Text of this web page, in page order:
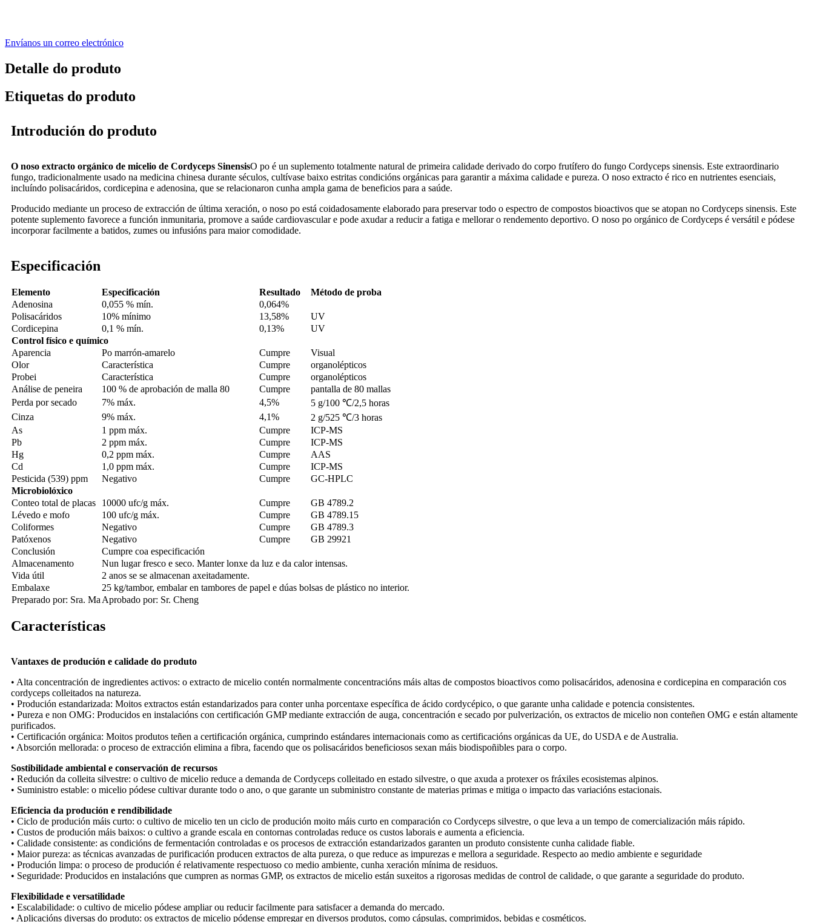
Envíanos un correo electrónico
Detalle do produto
Etiquetas do produto
Introdución do produto
O noso extracto orgánico de micelio de Cordyceps SinensisO po é un suplemento totalmente natural de primeira calidade derivado do corpo frutífero do fungo Cordyceps sinensis. Este extraordinario
fungo, tradicionalmente usado na medicina chinesa durante séculos, cultívase baixo estritas condicións orgánicas para garantir a máxima calidade e pureza. O noso extracto é rico en nutrientes esenciais,
incluíndo polisacáridos, cordicepina e adenosina, que se relacionaron cunha ampla gama de beneficios para a saúde.
Producido mediante un proceso de extracción de última xeración, o noso po está coidadosamente elaborado para preservar todo o espectro de compostos bioactivos que se atopan no Cordyceps sinensis. Este
potente suplemento favorece a función inmunitaria, promove a saúde cardiovascular e pode axudar a reducir a fatiga e mellorar o rendemento deportivo. O noso po orgánico de Cordyceps é versátil e pódese
incorporar facilmente a batidos, zumes ou infusións para maior comodidade.
Especificación
Elemento Especificación Resultado
Método de proba
Adenosina
0,055 % mín.
0,064%
Polisacáridos
10% mínimo 13,58%
UV
Cordicepina
0,1 % mín. 0,13%
UV
Control físico e químico
Aparencia
Po marrón-amarelo Cumpre
Visual
Olor
Característica Cumpre
organolépticos
Probei
Característica Cumpre
organolépticos
Análise de peneira
100 % de aprobación de malla 80 Cumpre
pantalla de 80 mallas
Perda por secado
7% máx. 4,5%
5 g/100 ℃/2,5 horas
Cinza
9% máx. 4,1%
2 g/525 ℃/3 horas
As
1 ppm máx. Cumpre
ICP-MS
Pb
2 ppm máx. Cumpre
ICP-MS
Hg
0,2 ppm máx. Cumpre
AAS
Cd
1,0 ppm máx. Cumpre
ICP-MS
Pesticida (539) ppm
Negativo Cumpre
GC-HPLC
Microbiolóxico
Conteo total de placas
10000 ufc/g máx. Cumpre
GB 4789.2
Lévedo e mofo
100 ufc/g máx. Cumpre
GB 4789.15
Coliformes
Negativo Cumpre
GB 4789.3
Patóxenos
Negativo Cumpre
GB 29921
Conclusión
Cumpre coa especificación
Almacenamento
Nun lugar fresco e seco. Manter lonxe da luz e da calor intensas.
Vida útil
2 anos se se almacenan axeitadamente.
Embalaxe
25 kg/tambor, embalar en tambores de papel e dúas bolsas de plástico no interior.
Preparado por: Sra. Ma Aprobado por: Sr. Cheng
Características
Vantaxes de produción e calidade do produto
• Alta concentración de ingredientes activos: o extracto de micelio contén normalmente concentracións máis altas de compostos bioactivos como polisacáridos, adenosina e cordicepina en comparación cos
cordyceps colleitados na natureza.
• Produción estandarizada: Moitos extractos están estandarizados para conter unha porcentaxe específica de ácido cordycépico, o que garante unha calidade e potencia consistentes.
• Pureza e non OMG: Producidos en instalacións con certificación GMP mediante extracción de auga, concentración e secado por pulverización, os extractos de micelio non conteñen OMG e están altamente
purificados.
• Certificación orgánica: Moitos produtos teñen a certificación orgánica, cumprindo estándares internacionais como as certificacións orgánicas da UE, do USDA e de Australia.
• Absorción mellorada: o proceso de extracción elimina a fibra, facendo que os polisacáridos beneficiosos sexan máis biodispoñibles para o corpo.
Sostibilidade ambiental e conservación de recursos
• Redución da colleita silvestre: o cultivo de micelio reduce a demanda de Cordyceps colleitado en estado silvestre, o que axuda a protexer os fráxiles ecosistemas alpinos.
• Suministro estable: o micelio pódese cultivar durante todo o ano, o que garante un subministro constante de materias primas e mitiga o impacto das variacións estacionais.
Eficiencia da produción e rendibilidade
• Ciclo de produción máis curto: o cultivo de micelio ten un ciclo de produción moito máis curto en comparación co Cordyceps silvestre, o que leva a un tempo de comercialización máis rápido.
• Custos de produción máis baixos: o cultivo a grande escala en contornas controladas reduce os custos laborais e aumenta a eficiencia.
• Calidade consistente: as condicións de fermentación controladas e os procesos de extracción estandarizados garanten un produto consistente cunha calidade fiable.
• Maior pureza: as técnicas avanzadas de purificación producen extractos de alta pureza, o que reduce as impurezas e mellora a seguridade. Respecto ao medio ambiente e seguridade
• Produción limpa: o proceso de produción é relativamente respectuoso co medio ambiente, cunha xeración mínima de residuos.
• Seguridade: Producidos en instalacións que cumpren as normas GMP, os extractos de micelio están suxeitos a rigorosas medidas de control de calidade, o que garante a seguridade do produto.
Flexibilidade e versatilidade
• Escalabilidade: o cultivo de micelio pódese ampliar ou reducir facilmente para satisfacer a demanda do mercado.
• Aplicacións diversas do produto: os extractos de micelio pódense empregar en diversos produtos, como cápsulas, comprimidos, bebidas e cosméticos.